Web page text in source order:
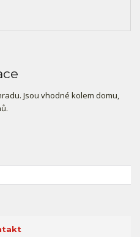
Jsou vhodné kolem domu,